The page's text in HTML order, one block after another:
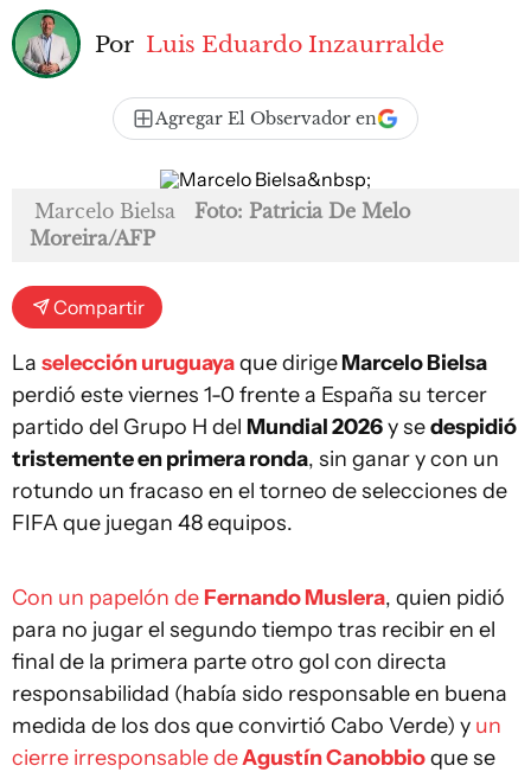
Por Luis Eduardo Inzaurralde
Agregar El Observador en
Marcelo Bielsa
Foto: Patricia De Melo
Moreira/AFP
Compartir
La selección uruguayaque dirigeMarcelo Bielsa
perdió este viernes 1-0 frente a España su tercer
partido del Grupo H del Mundial 2026y sedespidió
tristemente en primera ronda, sin ganar y con un
rotundo un fracaso en el torneo de selecciones de
FIFA que juegan 48 equipos.
Con un papelón de Fernando Muslera, quien pidió
para no jugar el segundo tiempo tras recibir en el
final de la primera parte otro gol con directa
responsabilidad (había sido responsable en buena
medida de los dos que convirtió Cabo Verde) y un
cierre irresponsable deAgustín Canobbioque se